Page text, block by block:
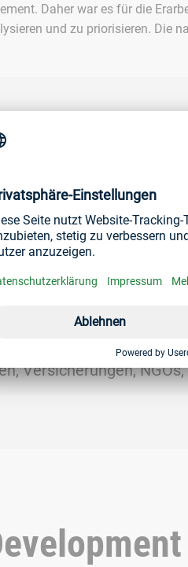
Daher war es für die
und zu priorisieren. Die
Hochschulen,
Versicherungen,